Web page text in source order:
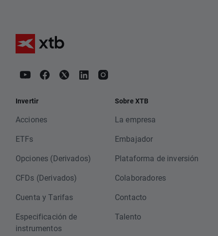
Invertir
Acciones
ETFs
Opciones (Derivados)
CFDs (Derivados)
Cuenta y Tarifas
Especificación de
instrumentos
Sobre XTB
La empresa
Embajador
Plataforma de inversión
Colaboradores
Contacto
Talento